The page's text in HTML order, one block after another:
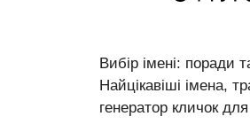
Вибір імені: поради
Найцікавіші імена,
генератор кличок